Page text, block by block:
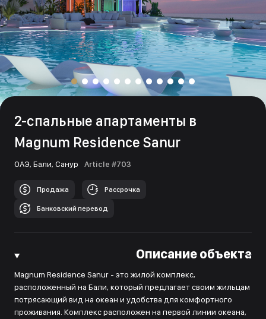
2-спальные апартаменты в
Magnum Residence Sanur
ОАЭ, Бали, Санур Article #703
Продажа Рассрочка
Банковский перевод
Описание объекта
Magnum Residence Sanur - это жилой комплекс,
расположенный на Бали, который предлагает своим жильцам
потрясающий вид на океан и удобства для комфортного
проживания. Комплекс расположен на первой линии океана,